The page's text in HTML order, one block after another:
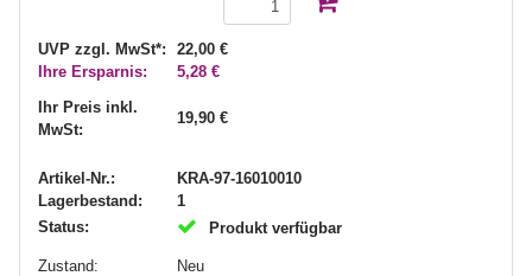
UVP zzgl. MwSt*:
22,00 €
Ihre Ersparnis:
5,28 €
Ihr Preis inkl.
MwSt:
19,90 €
Artikel-Nr.:
KRA-97-16010010
Lagerbestand:
1
Status:
Produkt verfügbar
Zustand:
Neu